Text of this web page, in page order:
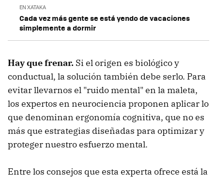
EN XATAKA
Cada vez más gente se está yendo de vacaciones
simplemente a dormir
Hay que frenar. Si el origen es biológico y
conductual, la solución también debe serlo. Para
evitar llevarnos el "ruido mental" en la maleta,
los expertos en neurociencia proponen aplicar lo
que denominan ergonomía cognitiva, que no es
más que estrategias diseñadas para optimizar y
proteger nuestro esfuerzo mental.
Entre los consejos que esta experta ofrece está la